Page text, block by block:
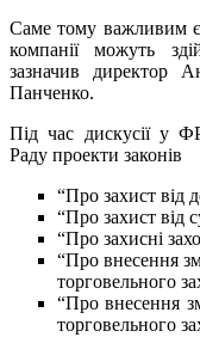
Саме тому важливим
компанії можуть
зазначив директор
Панченко.
Під час дискусії у
Раду проекти законів
“Про захист від
“Про захист від
“Про захисні
“Про внесення
торговельного
“Про внесення
торговельного